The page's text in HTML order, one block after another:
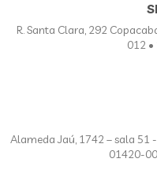
R. Santa Clara, 292
012
Alameda Jaú, 1742 – sala 51
01420-